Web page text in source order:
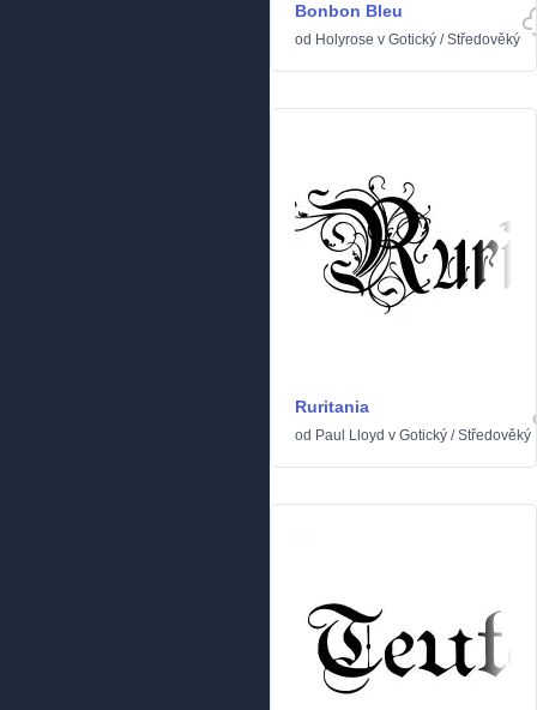
Bonbon Bleu
od Holyrose v Gotický /Středověký
Ruritania
od Paul Lloyd v Gotický /Středověký